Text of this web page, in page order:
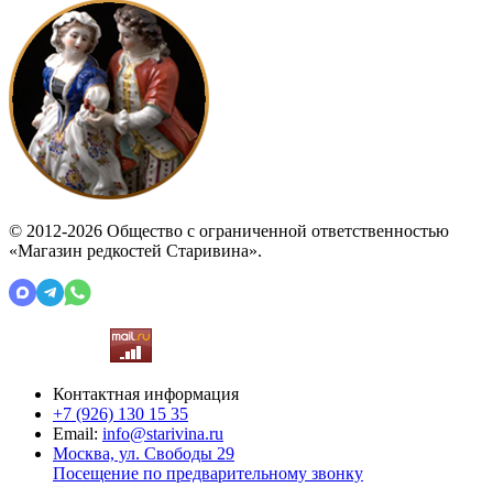
© 2012-2026 Общество с ограниченной ответственностью
«Магазин редкостей Старивина».
Контактная информация
+7 (926) 130 15 35
Email: info@starivina.ru
Москва, ул. Свободы 29
Посещение по предварительному звонку